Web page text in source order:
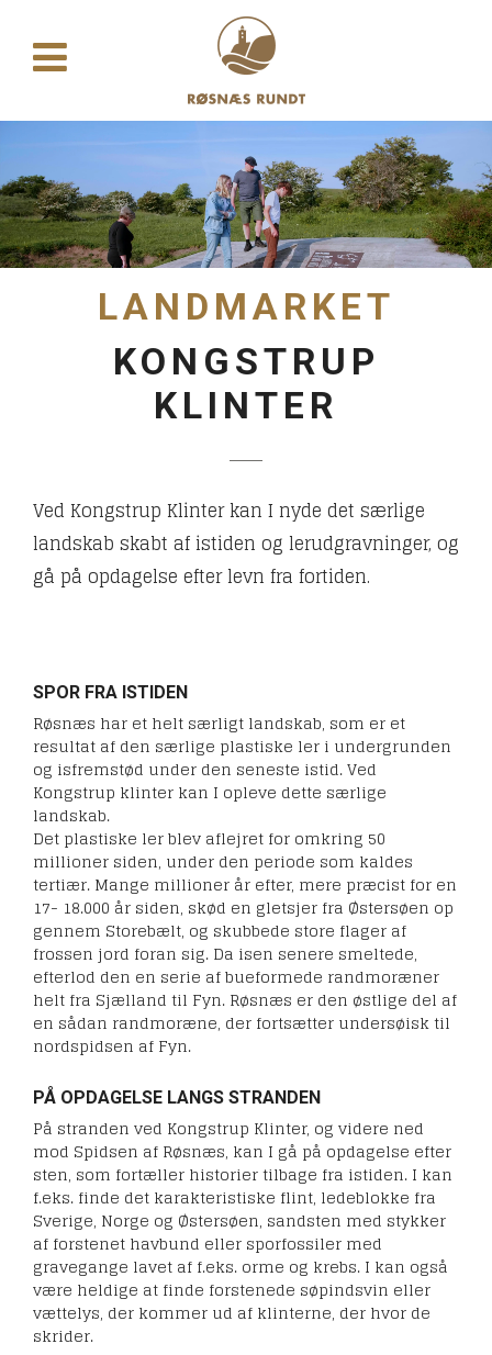
LANDMARKET
KONGSTRUP
KLINTER
Ved Kongstrup Klinter kan I nyde det særlige
landskab skabt af istiden og lerudgravninger, og
gå på opdagelse efter levn fra fortiden.
SPOR FRA ISTIDEN
Røsnæs har et helt særligt landskab, som er et
resultat af den særlige plastiske ler i undergrunden
og isfremstød under den seneste istid. Ved
Kongstrup klinter kan I opleve dette særlige
landskab.
Det plastiske ler blev aflejret for omkring 50
millioner siden, under den periode som kaldes
tertiær. Mange millioner år efter, mere præcist for en
17- 18.000 år siden, skød en gletsjer fra Østersøen op
gennem Storebælt, og skubbede store flager af
frossen jord foran sig. Da isen senere smeltede,
efterlod den en serie af bueformede randmoræner
helt fra Sjælland til Fyn. Røsnæs er den østlige del af
en sådan randmoræne, der fortsætter undersøisk til
nordspidsen af Fyn.
PÅ OPDAGELSE LANGS STRANDEN
På stranden ved Kongstrup Klinter, og videre ned
mod Spidsen af Røsnæs, kan I gå på opdagelse efter
sten, som fortæller historier tilbage fra istiden. I kan
f.eks. finde det karakteristiske flint, ledeblokke fra
Sverige, Norge og Østersøen, sandsten med stykker
af forstenet havbund eller sporfossiler med
gravegange lavet af f.eks. orme og krebs. I kan også
være heldige at finde forstenede søpindsvin eller
vættelys, der kommer ud af klinterne, der hvor de
skrider.